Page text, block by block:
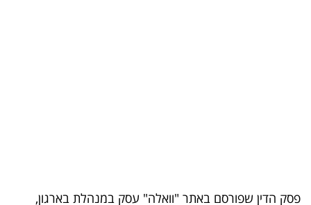
פסק הדין שפורסם באתר "וואלה" עסק במנהלת בארגון,